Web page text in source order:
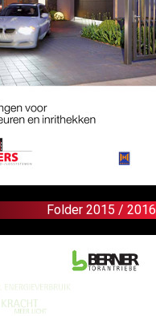
Folder 2015 / 2016